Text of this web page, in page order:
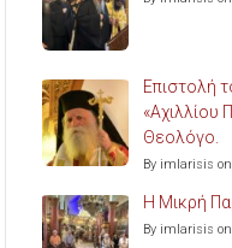
Επιστολή
«Αχιλλίου
Θεολόγο.
By imlarisis
Η Μικρή
By imlarisis